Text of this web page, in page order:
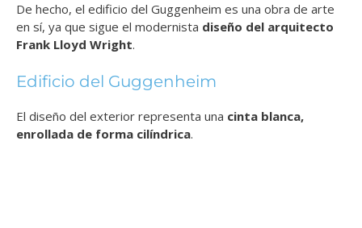
De hecho, el edificio del Guggenheim es una obra de arte
en sí, ya que sigue el modernista diseño del arquitecto
Frank Lloyd Wright.
Edificio del Guggenheim
El diseño del exterior representa una cinta blanca,
enrollada de forma cilíndrica.